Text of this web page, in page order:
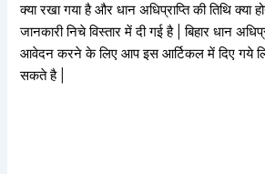
क्या रखा गया है और धान अधिप्राप्ति की तिथि क्या
जानकारी निचे विस्तार में दी गई है | बिहार धान
आवेदन करने के लिए आप इस आर्टिकल में दिए गये
सकते है |